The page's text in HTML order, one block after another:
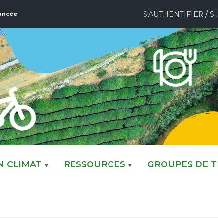
S'AUTHENTIFIER /
CLIMAT ▼ RESSOURCES ▼ GROUPES DE